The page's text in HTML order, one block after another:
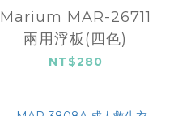
Marium MAR-26711
兩用浮板(四色)
NT$280